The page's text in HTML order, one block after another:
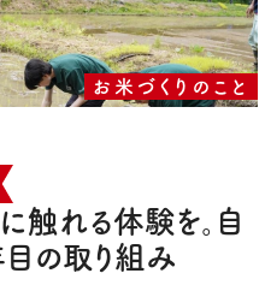
お米づくりのこと
触れる体験を。自
の取り組み